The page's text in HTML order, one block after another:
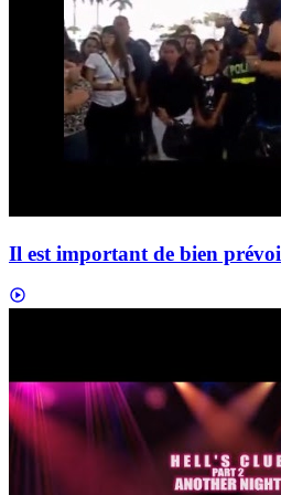
Il est important de bien